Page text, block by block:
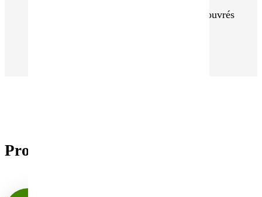
Commandes expédiés en 48h Jours ouvrés
Produits similaires